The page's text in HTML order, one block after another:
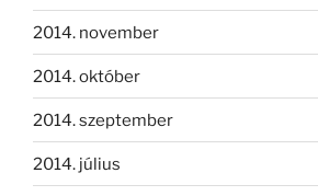
2014. november
2014. október
2014. szeptember
2014. július